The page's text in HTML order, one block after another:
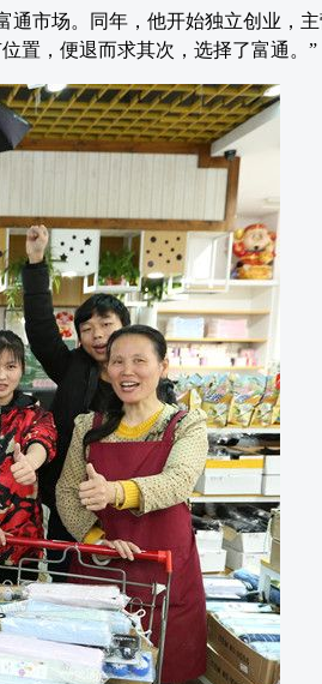
通市场。同年，他开始独立创业，
置，便退而求其次，选择了富通。”